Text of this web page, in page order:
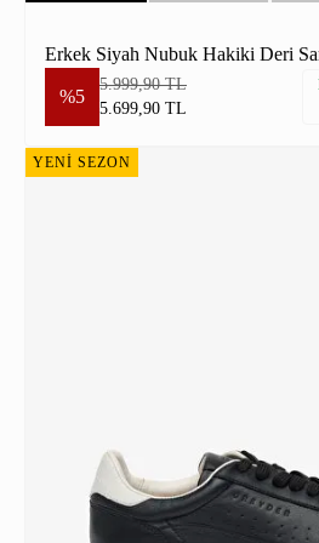
Erkek Siyah Nubuk Hakiki Deri
%5
5.999,90 TL
5.699,90 TL
YENİ SEZON